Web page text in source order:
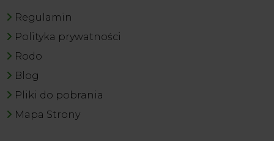
Regulamin
Polityka prywatności
Rodo
Blog
Pliki do pobrania
Mapa Strony